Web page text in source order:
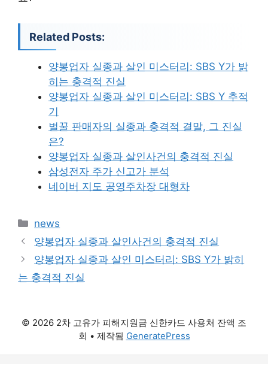
Related Posts:
양봉업자 실종과 살인 미스터리: SBS Y가 밝
히는 충격적 진실
양봉업자 실종과 살인 미스터리: SBS Y 추적
기
벌꿀 판매자의 실종과 충격적 결말, 그 진실
은?
양봉업자 실종과 살인사건의 충격적 진실
삼성전자 주가 신고가 분석
네이버 지도 공영주차장 대형차
카
테
고
리
news
양봉업자 실종과 살인사건의 충격적 진실
양봉업자 실종과 살인 미스터리: SBS Y가 밝히
는 충격적 진실
© 2026 2차 고유가 피해지원금 신한카드 사용처 잔액 조
회 • 제작됨 GeneratePress